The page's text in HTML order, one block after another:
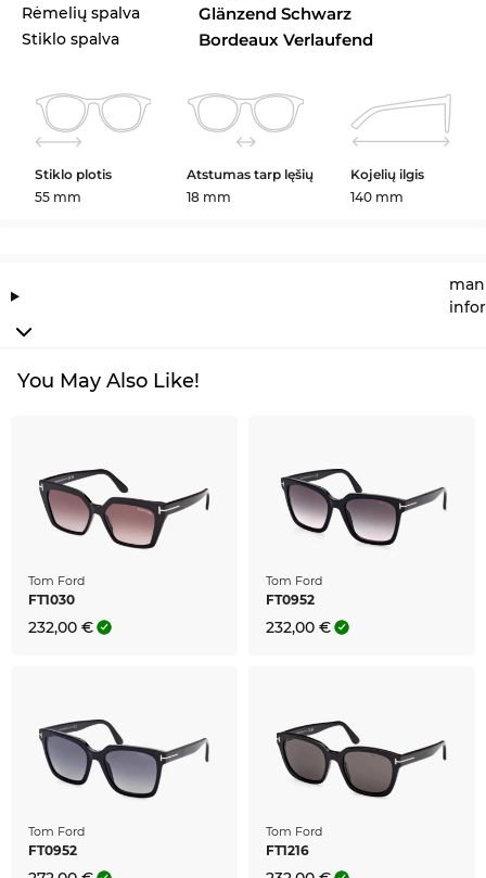
Rėmelių spalva Glänzend Schwarz
Stiklo spalva Bordeaux Verlaufend
Stiklo plotis
55 mm
Atstumas tarp lęšių
18 mm
Kojelių ilgis
140 mm
You May Also Like!
Tom Ford
FT1030
232,00 €
Tom Ford
FT0952
232,00 €
Tom Ford
FT0952
Tom Ford
FT1216